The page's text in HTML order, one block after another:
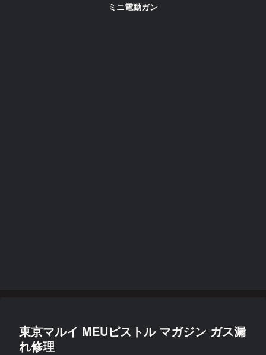
ミニ電動ガン
東京マルイ MEUピストル マガジン ガス漏
れ修理